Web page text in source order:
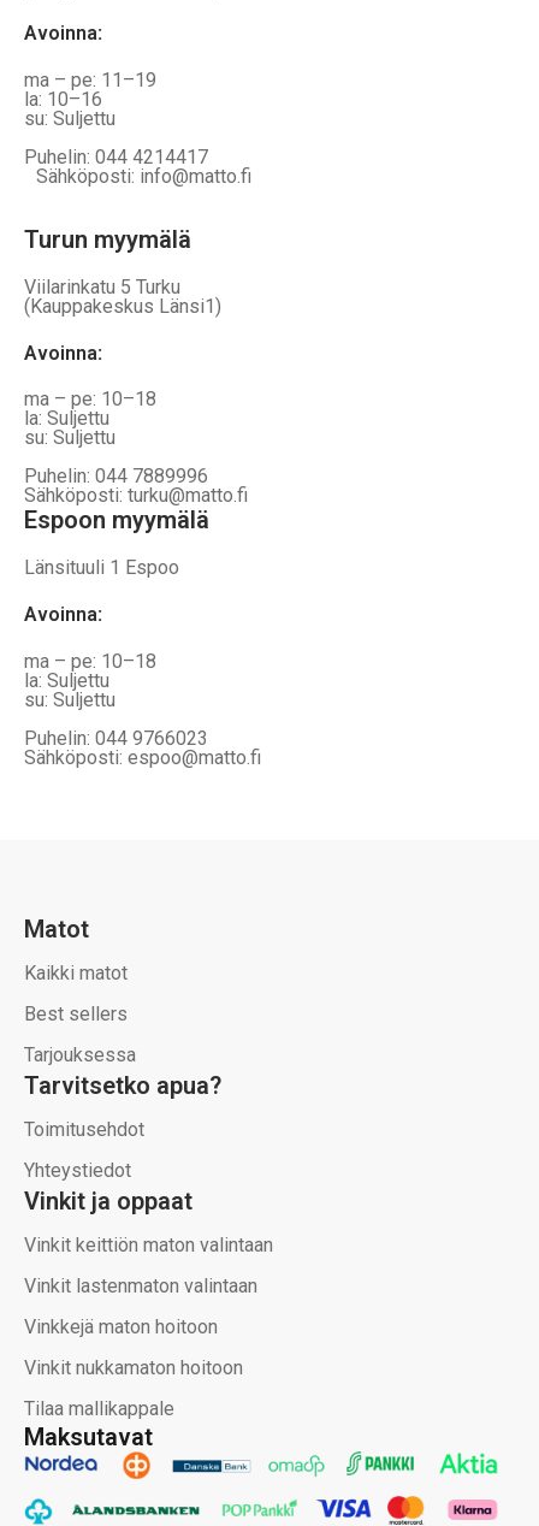
Avoinna:
ma – pe: 11–19
la: 10–16
su: Suljettu
Puhelin: 044 4214417
Sähköposti: info@matto.fi
Turun myymälä
Viilarinkatu 5 Turku
(Kauppakeskus Länsi1)
Avoinna:
ma – pe: 10–18
la: Suljettu
su: Suljettu
Puhelin: 044 7889996
Sähköposti: turku@matto.fi
Espoon myymälä
Länsituuli 1 Espoo
Avoinna:
ma – pe: 10–18
la: Suljettu
su: Suljettu
Puhelin: 044 9766023
Sähköposti: espoo@matto.fi
Maksutavat
Matot
Kaikki matot
Best sellers
Tarjouksessa
Tarvitsetko apua?
Toimitusehdot
Yhteystiedot
Vinkit ja oppaat
Vinkit keittiön maton valintaan
Vinkit lastenmaton valintaan
Vinkkejä maton hoitoon
Vinkit nukkamaton hoitoon
Tilaa mallikappale